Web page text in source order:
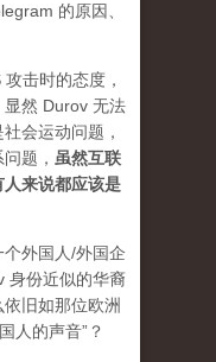
的原因、
击时的态度，
显然 Durov 无法
会运动问题，
题， 虽然互联
人来说都应该是
外国人/外国企
身份近似的华裔
旧如那位欧洲
人的声音”？